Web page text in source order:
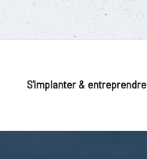
S'implanter & entreprendre